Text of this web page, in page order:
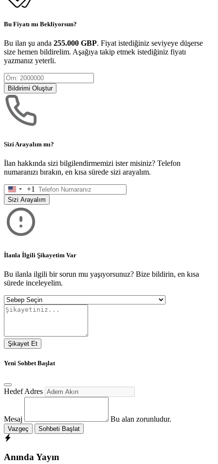
Bu Fiyatı mı Bekliyorsun?
Bu ilan şu anda 255.000 GBP. Fiyat istediğiniz seviyeye düşerse
size hemen bildirelim. Aşağıya takip etmek istediğiniz fiyatı
yazmanız yeterli.
Bildirimi Oluştur
Sizi Arayalım mı?
İlan hakkında sizi bilgilendirmemizi ister misiniz? Telefon
numaranızı bırakın, en kısa sürede sizi arayalım.
United
States
+1
+1
Sizi Arayalım
İlanla İlgili Şikayetim Var
Bu ilanla ilgili bir sorun mu yaşıyorsunuz? Bize bildirin, en kısa
sürede inceleyelim.
Şikayet Et
Yeni Sohbet Başlat
Hedef Adres
Mesaj Bu alan zorunludur.
Vazgeç Sohbeti Başlat
Anında Yayın